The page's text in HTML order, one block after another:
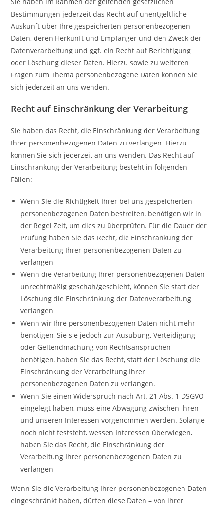
Bestimmungen jederzeit das Recht auf unentgeltliche
Auskunft über Ihre gespeicherten personenbezogenen
Daten, deren Herkunft und Empfänger und den Zweck der
Datenverarbeitung und ggf. ein Recht auf Berichtigung
oder Löschung dieser Daten. Hierzu sowie zu weiteren
Fragen zum Thema personenbezogene Daten können Sie
sich jederzeit an uns wenden.
Recht auf Einschränkung der Verarbeitung
Sie haben das Recht, die Einschränkung der Verarbeitung
Ihrer personenbezogenen Daten zu verlangen. Hierzu
können Sie sich jederzeit an uns wenden. Das Recht auf
Einschränkung der Verarbeitung besteht in folgenden
Fällen:
Wenn Sie die Richtigkeit Ihrer bei uns gespeicherten
personenbezogenen Daten bestreiten, benötigen wir in
der Regel Zeit, um dies zu überprüfen. Für die Dauer der
Prüfung haben Sie das Recht, die Einschränkung der
Verarbeitung Ihrer personenbezogenen Daten zu
verlangen.
Wenn die Verarbeitung Ihrer personenbezogenen Daten
unrechtmäßig geschah/geschieht, können Sie statt der
Löschung die Einschränkung der Datenverarbeitung
verlangen.
Wenn wir Ihre personenbezogenen Daten nicht mehr
benötigen, Sie sie jedoch zur Ausübung, Verteidigung
oder Geltendmachung von Rechtsansprüchen
benötigen, haben Sie das Recht, statt der Löschung die
Einschränkung der Verarbeitung Ihrer
personenbezogenen Daten zu verlangen.
Wenn Sie einen Widerspruch nach Art. 21 Abs. 1 DSGVO
eingelegt haben, muss eine Abwägung zwischen Ihren
und unseren Interessen vorgenommen werden. Solange
noch nicht feststeht, wessen Interessen überwiegen,
haben Sie das Recht, die Einschränkung der
Verarbeitung Ihrer personenbezogenen Daten zu
verlangen.
Wenn Sie die Verarbeitung Ihrer personenbezogenen Daten
eingeschränkt haben, dürfen diese Daten – von ihrer